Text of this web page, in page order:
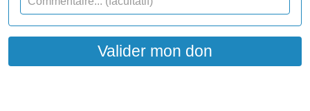
Valider mon don